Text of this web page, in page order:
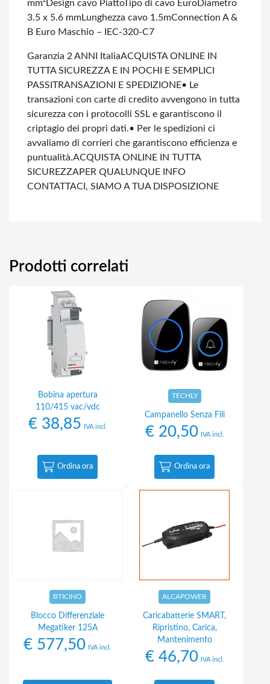
mm² Design cavo PiattoTipo di cavo Euro Diametro
3.5 x 5.6 mmLunghezza cavo 1.5mConnection A &
B Euro Maschio – IEC-320-C7
Garanzia 2 ANNI ItaliaACQUISTA ONLINE IN
TUTTA SICUREZZA E IN POCHI E SEMPLICI
PASSI TRANSAZIONI E SPEDIZIONE• Le
transazioni con carte di credito avvengono in tutta
sicurezza con i protocolli SSL e garantiscono il
criptagio dei propri dati.• Per le spedizioni ci
avvaliamo di corrieri che garantiscono efficienza e
puntualità.ACQUISTA ONLINE IN TUTTA
SICUREZZAPER QUALUNQUE INFO
CONTATTACI, SIAMO A TUA DISPOSIZIONE
Prodotti correlati
Bobina apertura
110/415 vac/vdc
€38,85 IVA incl.
Ordina ora
TECHLY
Campanello Senza Fili
€20,50 IVA incl.
Ordina ora
BTICINO
Blocco Differenziale
Megatiker 125A
€ 577,50 IVA incl.
ALCAPOWER
Caricabatterie SMART,
Ripristino, Carica,
Mantenimento
€46,70 IVA incl.